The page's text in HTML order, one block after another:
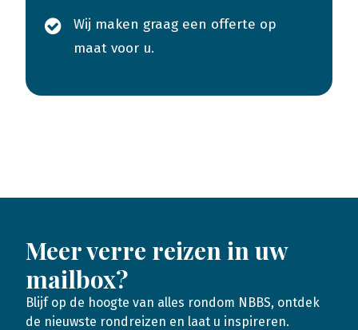
Wij maken graag een offerte op
maat voor u.
Meer verre reizen in uw
mailbox?
Blijf op de hoogte van alles rondom NBBS, ontdek
de nieuwste rondreizen en laat u inspireren.